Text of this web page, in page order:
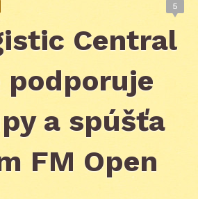
5
Central
podporuje
a spúšťa
FM Open